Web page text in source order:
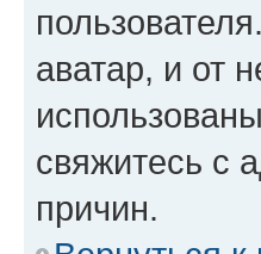
аватар, и от
свяжитесь с
причин.